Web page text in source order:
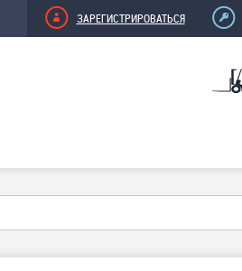
ЗАРЕГИСТРИРОВАТЬСЯ